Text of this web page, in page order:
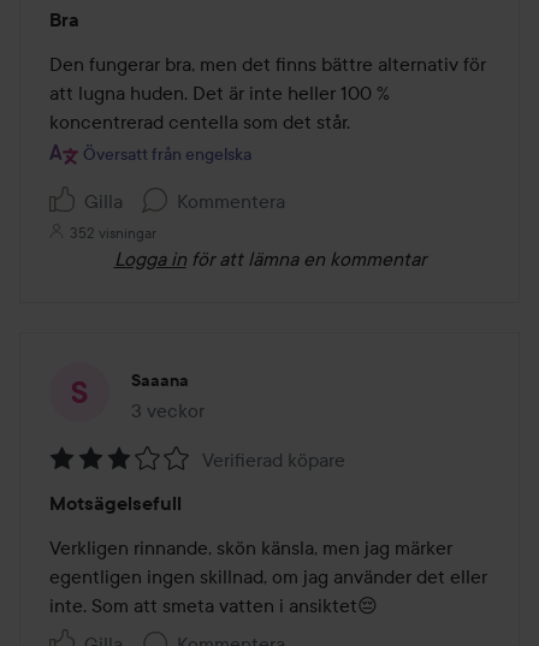
4
av
5
Bra
Den fungerar bra, men det finns bättre alternativ för
att lugna huden. Det är inte heller 100 %
koncentrerad centella som det står.
Översatt från engelska
Gilla Kommentera
352 visningar
Logga in för att lämna en kommentar
Saaana
3 veckor
Inlägget skapades 3 veckor
3
av
5
Verifierad köpare
Motsägelsefull
Verkligen rinnande, skön känsla, men jag märker
egentligen ingen skillnad, om jag använder det eller
inte. Som att smeta vatten i ansiktet😔